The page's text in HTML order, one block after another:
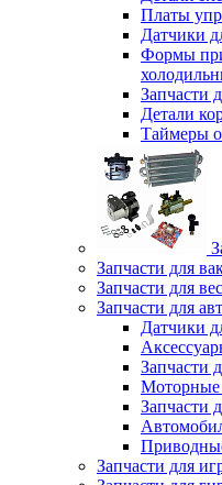
Платы
Датчики
Формы
Запчасти
Детали
Таймеры
Запчасти для
Запчасти для
Запчасти для
Датчики
Запчасти
Моторные
Запчасти
Запчасти для